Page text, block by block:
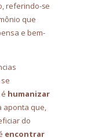
referindo-se
que
e bem-
humanizar
aponta que,
do
encontrar